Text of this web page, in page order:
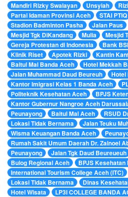
Mandiri Rizky Swalayan Unsyiah
Partai Idaman Provinsi Aceh
STAI PTIQ
Stadion Badminton Pasha
Jalan Paus
Mesjid Tgk DiKandang
Mulia
Mesjid
Gereja Protestan di Indonesia
Bank
Klinik Riset
Apotek Rizki
Kantin
Baitul Mal Banda Aceh
Hotel Mekkah
Jalan Muhammad Daud Beureuh
Hotel
Kantor Imigrasi Kelas 1 Banda Aceh
Politeknik Kesehatan Aceh
BPJS
Kantor Gubernur Nangroe Aceh
Peunayong
Baitul Mal Aceh
RSUD
Lokasi Tidak Bernama
Jalan Teuku
Wisma Keuangan Banda Aceh
Rumah Sakit Umum Daerah Dr. Zainoel
Peunayong
Jalan Tgk Daud Beureueuh
Bulog Regional Aceh
BPJS Kesehatan
International Tourism College Aceh (ITC)
Lokasi Tidak Bernama
Dinas
Hotel Wisata
LP3I COLLEGE BANDA